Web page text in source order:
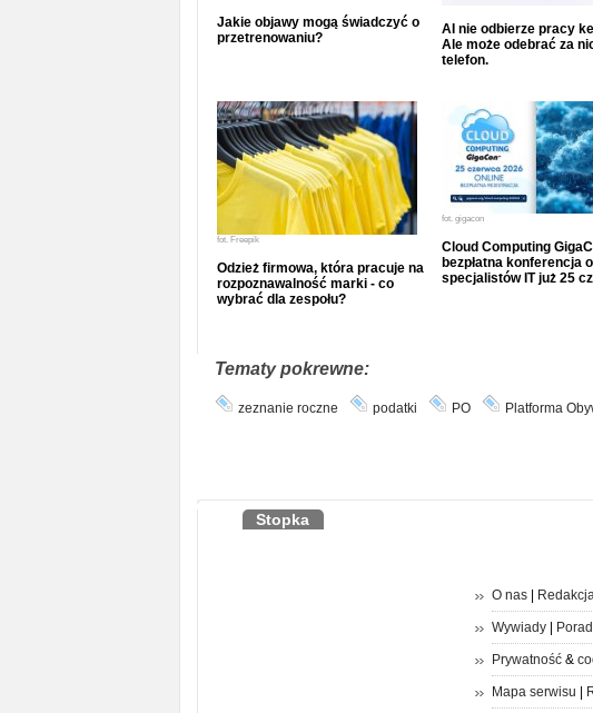
Jakie objawy mogą świadczyć o
przetrenowaniu?
AI nie odbierze pracy
Ale może odebrać za
telefon.
fot. Freepik
Odzież firmowa, która pracuje na
rozpoznawalność marki - co
wybrać dla zespołu?
fot. gigacon
Cloud Computing
bezpłatna konferencja
specjalistów IT już 25
Tematy pokrewne:
zeznanie roczne podatki PO Platforma
Stopka
O nas|
Wywiady|
Prywatność&
Mapa serwisu